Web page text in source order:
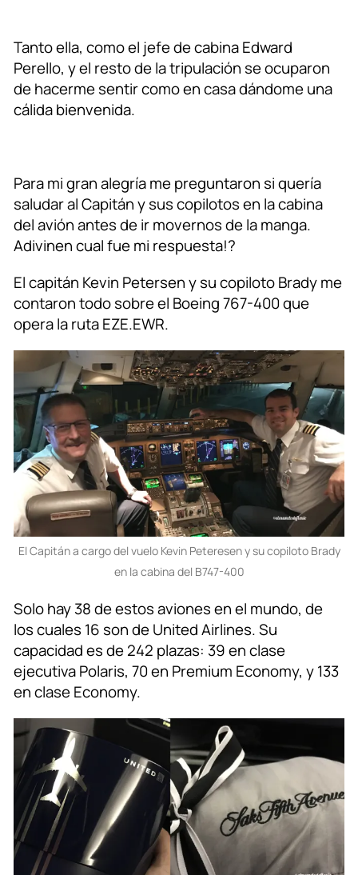
Tanto ella, como el jefe de cabina Edward
Perello, y el resto de la tripulación se ocuparon
de hacerme sentir como en casa dándome una
cálida bienvenida.
Para mi gran alegría me preguntaron si quería
saludar al Capitán y sus copilotos en la cabina
del avión antes de ir movernos de la manga.
Adivinen cual fue mi respuesta!?
El capitán Kevin Petersen y su copiloto Brady me
contaron todo sobre el Boeing 767-400 que
opera la ruta EZE.EWR.
El Capitán a cargo del vuelo Kevin Peteresen y su copiloto Brady
en la cabina del B747-400
Solo hay 38 de estos aviones en el mundo, de
los cuales 16 son de United Airlines. Su
capacidad es de 242 plazas: 39 en clase
ejecutiva Polaris, 70 en Premium Economy, y 133
en clase Economy.